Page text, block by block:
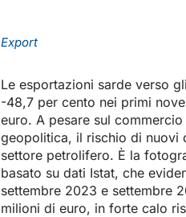
Export
Le esportazioni sarde verso
-48,7 per cento nei primi
euro. A pesare sul
geopolitica, il rischio di nuovi
settore petrolifero. È la
basato su dati Istat, che
settembre 2023 e settembre
milioni di euro, in forte calo